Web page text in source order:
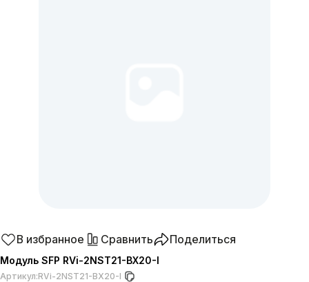
В избранное Сравнить Поделиться
Модуль SFP RVi-2NST21-BX20-I
Артикул:RVi-2NST21-BX20-I